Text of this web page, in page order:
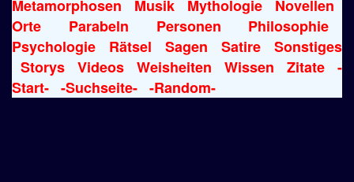
Metamorphosen
Musik Mythologie
Novellen
Orte
Parabeln Personen
Philosophie
Psychologie
Rätsel Sagen Satire
Sonstiges
Storys
Videos Weisheiten Wissen Zitate
-
Start- -Suchseite- -Random-